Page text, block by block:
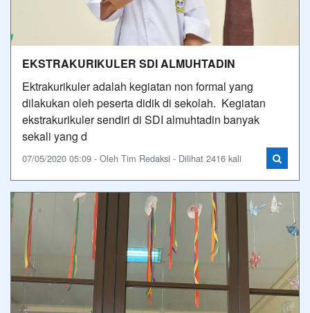
EKSTRAKURIKULER SDI ALMUHTADIN
Ektrakurikuler adalah kegiatan non formal yang
dilakukan oleh peserta didik di sekolah. Kegiatan
ekstrakurikuler sendiri di SDI almuhtadin banyak
sekali yang d
07/05/2020 05:09 - Oleh Tim Redaksi - Dilihat 2416 kali